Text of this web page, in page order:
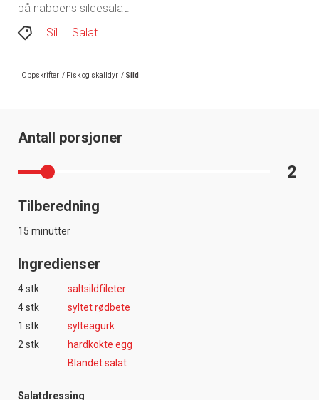
på naboens sildesalat.
Sil
Salat
Oppskrifter / Fisk og skalldyr / Sild
Antall porsjoner
2
Tilberedning
15 minutter
Ingredienser
4 stk
saltsildfileter
4 stk
syltet rødbete
1 stk
sylteagurk
2 stk
hardkokte egg
Blandet salat
Salatdressing